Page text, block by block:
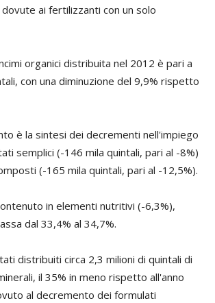
ai fertilizzanti con un solo
organici distribuita nel 2012 è pari a
con una diminuzione del 9,9% rispetto
è la sintesi dei decrementi nell'impiego
semplici (-146 mila quintali, pari al -8%)
(-165 mila quintali, pari al -12,5%).
in elementi nutritivi (-6,3%),
dal 33,4% al 34,7%.
distribuiti circa 2,3 milioni di quintali di
il 35% in meno rispetto all'anno
al decremento dei formulati